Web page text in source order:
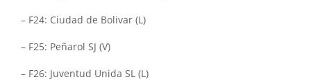
– F24: Ciudad de Bolivar (L)
– F25: Peñarol SJ (V)
– F26: Juventud Unida SL (L)